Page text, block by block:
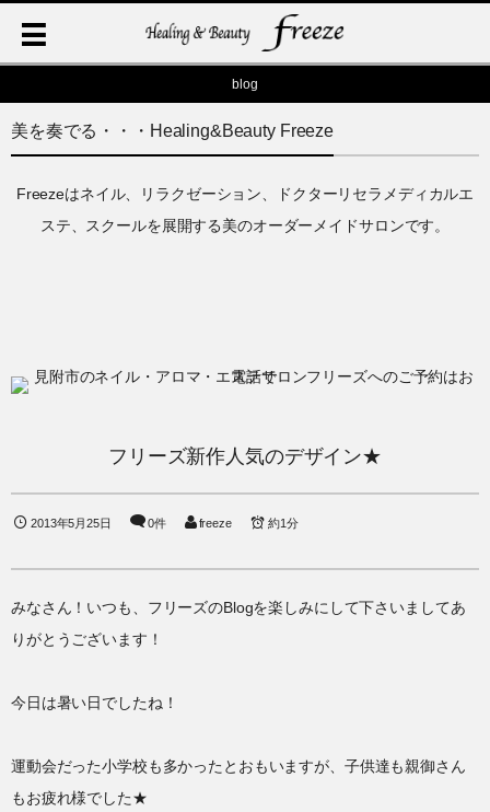
blog
美を奏でる・・・Healing&Beauty Freeze
Freezeはネイル、リラクゼーション、ドクターリセラメディカルエ
ステ、スクールを展開する美のオーダーメイドサロンです。
フリーズ新作人気のデザイン★
2013年5月25日 0件 freeze 約1分
みなさん！いつも、フリーズのBlogを楽しみにして下さいましてあ
りがとうございます！
今日は暑い日でしたね！
運動会だった小学校も多かったとおもいますが、子供達も親御さん
もお疲れ様でした★